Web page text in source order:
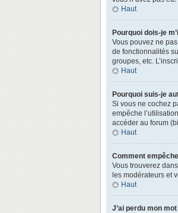
Haut
Pourquoi dois-je
Vous pouvez ne
de fonctionnalités
groupes, etc.
Haut
Pourquoi suis-je
Si vous ne cochez
empêche
accéder au forum
Haut
Comment
Vous trouverez
les modérateurs et
Haut
J’ai perdu mon